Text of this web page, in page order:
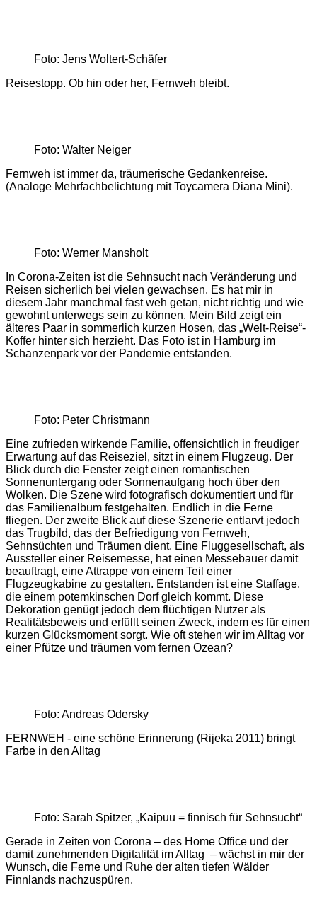
Foto: Jens Woltert-Schäfer
Reisestopp. Ob hin oder her, Fernweh bleibt.
Foto: Walter Neiger
Fernweh ist immer da, träumerische Gedankenreise.
(Analoge Mehrfachbelichtung mit Toycamera Diana Mini).
Foto: Werner Mansholt
In Corona-Zeiten ist die Sehnsucht nach Veränderung und
Reisen sicherlich bei vielen gewachsen. Es hat mir in
diesem Jahr manchmal fast weh getan, nicht richtig und wie
gewohnt unterwegs sein zu können. Mein Bild zeigt ein
älteres Paar in sommerlich kurzen Hosen, das „Welt-Reise“-
Koffer hinter sich herzieht. Das Foto ist in Hamburg im
Schanzenpark vor der Pandemie entstanden.
Foto: Peter Christmann
Eine zufrieden wirkende Familie, offensichtlich in freudiger
Erwartung auf das Reiseziel, sitzt in einem Flugzeug. Der
Blick durch die Fenster zeigt einen romantischen
Sonnenuntergang oder Sonnenaufgang hoch über den
Wolken. Die Szene wird fotografisch dokumentiert und für
das Familienalbum festgehalten. Endlich in die Ferne
fliegen. Der zweite Blick auf diese Szenerie entlarvt jedoch
das Trugbild, das der Befriedigung von Fernweh,
Sehnsüchten und Träumen dient. Eine Fluggesellschaft, als
Aussteller einer Reisemesse, hat ­einen Messebauer damit
beauftragt, eine Attrappe von einem Teil einer
Flugzeugkabine zu gestalten. Entstanden ist eine Staffage,
die einem potemkinschen Dorf gleich kommt. Diese
Dekoration genügt jedoch dem flüchtigen Nutzer als
Realitätsbeweis und erfüllt seinen Zweck, indem es für einen
kurzen Glücksmoment sorgt. Wie oft stehen wir im Alltag vor
einer Pfütze und träumen vom fernen Ozean?
Foto: Andreas Odersky
FERNWEH - eine schöne Erinnerung (Rijeka 2011) bringt
Farbe in den Alltag
Foto: Sarah Spitzer, „Kaipuu = finnisch für Sehnsucht“
Gerade in Zeiten von Corona – des Home Office und der
damit zunehmenden Digitalität im Alltag – wächst in mir der
Wunsch, die Ferne und Ruhe der alten tiefen Wälder
Finnlands nachzuspüren.